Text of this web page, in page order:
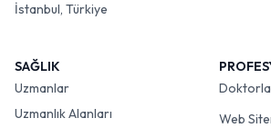
İstanbul, Türkiye
SAĞLIK
Uzmanlar
Uzmanlık Alanları
Web